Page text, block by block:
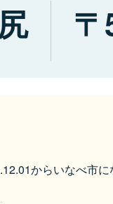
からいなべ市に